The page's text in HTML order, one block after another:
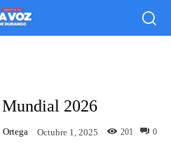
2026
Ortega Octubre 1, 2025 0
201